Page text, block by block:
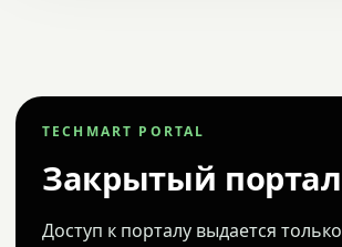
TECHMART PORTAL
Закрытый портал
Доступ к порталу выдается только